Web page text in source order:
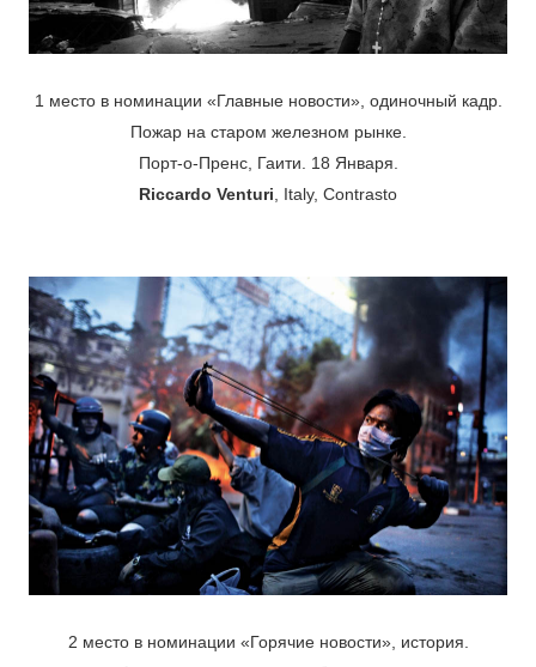
1 место в номинации «Главные новости», одиночный кадр.
Пожар на старом железном рынке.
Порт-о-Пренс, Гаити. 18 Января.
Riccardo Venturi , Italy, Contrasto
2 место в номинации «Горячие новости», история.